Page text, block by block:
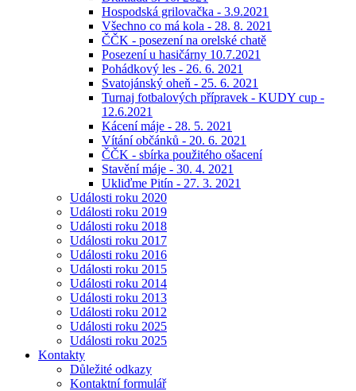
Hospodská grilovačka - 3.9.2021
Všechno co má kola - 28. 8. 2021
ČČK - posezení na orelské chatě
Posezení u hasičárny 10.7.2021
Pohádkový les - 26. 6. 2021
Svatojánský oheň - 25. 6. 2021
Turnaj fotbalových přípravek - KUDY cup -
12.6.2021
Kácení máje - 28. 5. 2021
Vítání občánků - 20. 6. 2021
ČČK - sbírka použitého ošacení
Stavění máje - 30. 4. 2021
Ukliďme Pitín - 27. 3. 2021
Události roku 2020
Události roku 2019
Události roku 2018
Události roku 2017
Události roku 2016
Události roku 2015
Události roku 2014
Události roku 2013
Události roku 2012
Události roku 2025
Události roku 2025
Kontakty
Důležité odkazy
Kontaktní formulář